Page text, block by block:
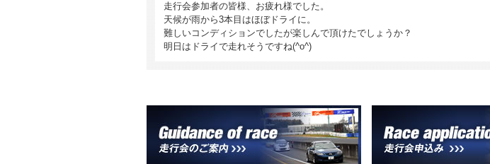
走行会参加者の皆様、お疲れ様でした。
天候が雨から3本目はほぼドライに。
難しいコンディションでしたが楽しんで頂けたでしょうか？
明日はドライで走れそうですね(^o^)